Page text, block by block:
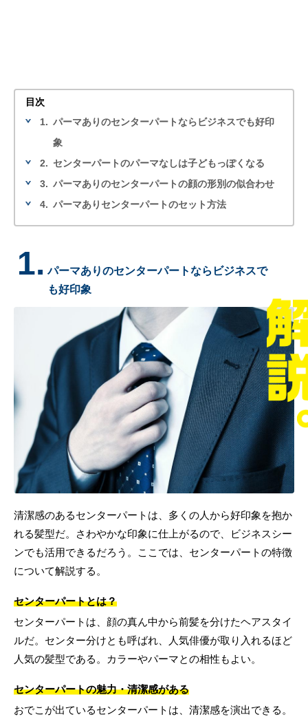
目次
1. パーマありのセンターパートならビジネスでも好印
象
2. センターパートのパーマなしは子どもっぽくなる
3. パーマありのセンターパートの顔の形別の似合わせ
4. パーマありセンターパートのセット方法
1. パーマありのセンターパートならビジネスで
も好印象
清潔感のあるセンターパートは、多くの人から好印象を抱か
れる髪型だ。さわやかな印象に仕上がるので、ビジネスシー
ンでも活用できるだろう。ここでは、センターパートの特徴
について解説する。
センターパートとは？
センターパートは、顔の真ん中から前髪を分けたヘアスタイ
ルだ。センター分けとも呼ばれ、人気俳優が取り入れるほど
人気の髪型である。カラーやパーマとの相性もよい。
センターパートの魅力・清潔感がある
おでこが出ているセンターパートは、清潔感を演出できる。